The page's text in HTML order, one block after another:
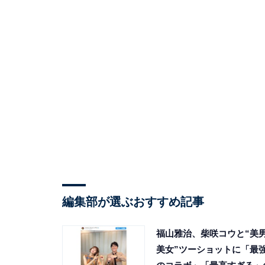
編集部が選ぶおすすめ記事
福山雅治、柴咲コウと“美
美女”ツーショットに「最